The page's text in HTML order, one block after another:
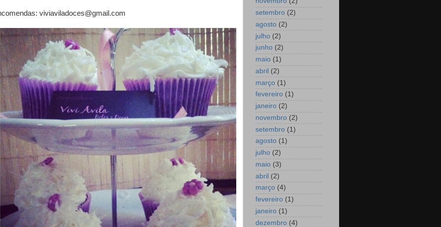
viviaviladoces@gmail.com
setembro (2)
agosto (2)
julho (2)
junho (2)
maio (1)
abril (2)
março (1)
fevereiro (1)
janeiro (2)
novembro (2)
setembro (1)
agosto (1)
julho (2)
maio (3)
abril (2)
março (4)
fevereiro (1)
janeiro (1)
dezembro (4)